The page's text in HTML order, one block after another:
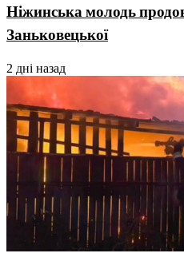
Ніжинська молодь
Заньковецької
2 дні назад